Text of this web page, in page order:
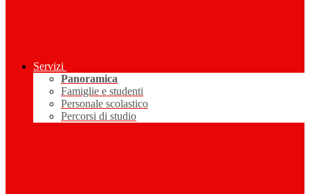
Servizi
Panoramica
Famiglie e studenti
Personale scolastico
Percorsi di studio